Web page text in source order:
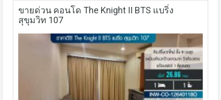
ขายด่วน คอนโด The Knight II BTS แบริ่ง
สุขุมวิท 107